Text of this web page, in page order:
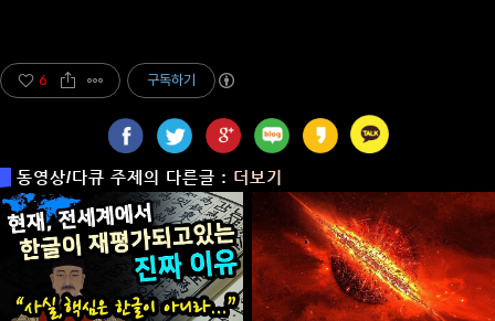
6 구독하기
동영상/다큐 주제의 다른글 : 더보기